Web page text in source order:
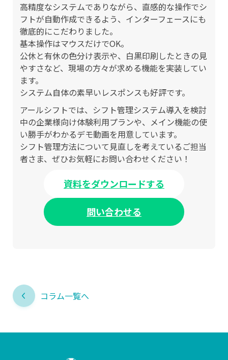
高精度なシステムでありながら、直感的な操作でシ
フトが自動作成できるよう、インターフェースにも
徹底的にこだわりました。
基本操作はマウスだけでOK。
公休と有休の色分け表示や、白黒印刷したときの見
やすさなど、現場の方々が求める機能を実装してい
ます。
システム自体の素早いレスポンスも好評です。
アールシフトでは、シフト管理システム導入を検討
中の企業様向け体験利用プランや、メイン機能の使
い勝手がわかるデモ動画を用意しています。
シフト管理方法について見直しを考えているご担当
者さま、ぜひお気軽にお問い合わせください！
資料をダウンロードする
問い合わせる
コラム一覧へ